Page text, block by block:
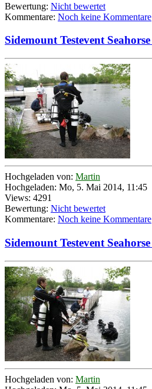
Bewertung: Nicht bewertet
Kommentare: Noch keine Kommentare
Hochgeladen von: Martin
Hochgeladen: Mo, 5. Mai 2014, 11:45
Views: 4291
Bewertung: Nicht bewertet
Kommentare: Noch keine Kommentare
Hochgeladen von: Martin